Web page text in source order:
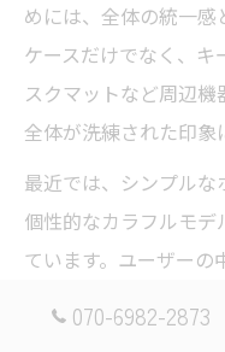
めには、全体の統一感
ケースだけでなく、
スクマットなど周辺
全体が洗練された印象
最近では、シンプルな
個性的なカラフルモ
ています。ユーザー
070-6982-2873